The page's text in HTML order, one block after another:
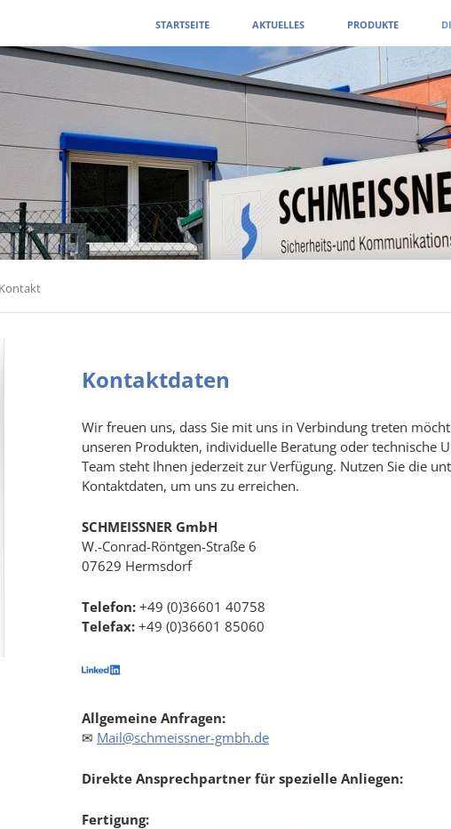
überspringen
STARTSEITE AKTUELLES PRODUKTE
Kontakt
Kontaktdaten
Wir freuen uns, dass Sie mit uns in Verbindung treten
unseren Produkten, individuelle Beratung oder technische
Team steht Ihnen jederzeit zur Verfügung. Nutzen Sie die
Kontaktdaten, um uns zu erreichen.
SCHMEISSNER GmbH
W.-Conrad-Röntgen-Straße 6
07629 Hermsdorf
Telefon: +49 (0)36601 40758
Telefax: +49 (0)36601 85060
Allgemeine Anfragen:
✉ Mail@schmeissner-gmbh.de
Direkte Ansprechpartner für spezielle Anliegen:
Fertigung: